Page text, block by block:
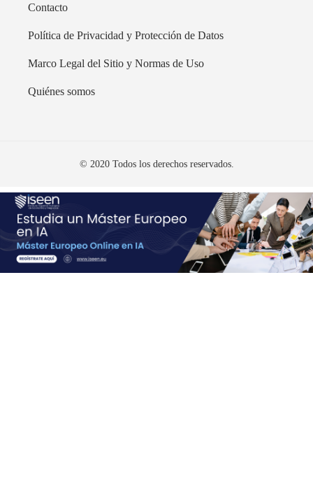
Contacto
Política de Privacidad y Protección de Datos
Marco Legal del Sitio y Normas de Uso
Quiénes somos
© 2020 Todos los derechos reservados.